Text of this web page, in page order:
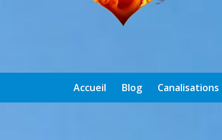
Accueil Blog Canalisations